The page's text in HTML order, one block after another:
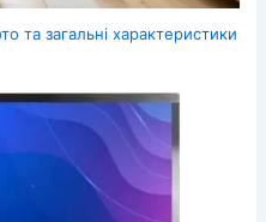
та загальні характеристики